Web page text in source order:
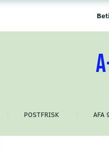
POSTFRISK AFA